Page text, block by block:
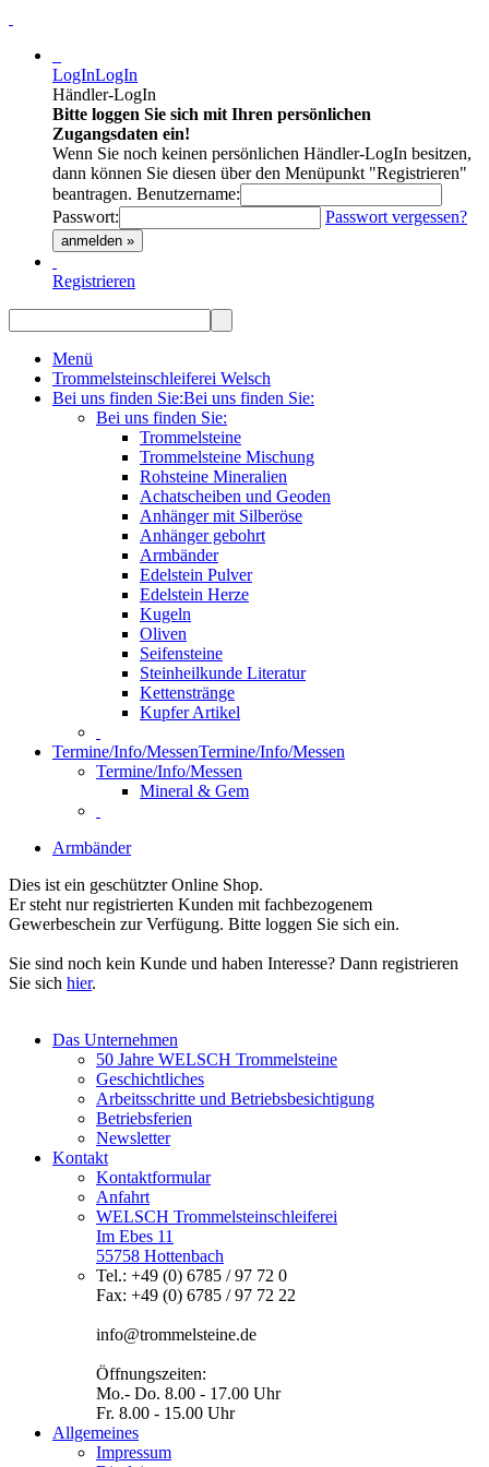
LogInLogIn
Händler-LogIn
Bitte loggen Sie sich mit Ihren persönlichen
Zugangsdaten ein!
Wenn Sie noch keinen persönlichen Händler-LogIn besitzen,
dann können Sie diesen über den Menüpunkt "Registrieren"
beantragen. Benutzername:
Passwort:
Passwort vergessen?
anmelden »
Registrieren
Menü
Trommelsteinschleiferei Welsch
Bei uns finden Sie:Bei uns finden Sie:
Bei uns finden Sie:
Trommelsteine
Trommelsteine Mischung
Rohsteine Mineralien
Achatscheiben und Geoden
Anhänger mit Silberöse
Anhänger gebohrt
Armbänder
Edelstein Pulver
Edelstein Herze
Kugeln
Oliven
Seifensteine
Steinheilkunde Literatur
Kettenstränge
Kupfer Artikel
Termine/Info/MessenTermine/Info/Messen
Termine/Info/Messen
Mineral & Gem
Armbänder
Dies ist ein geschützter Online Shop.
Er steht nur registrierten Kunden mit fachbezogenem
Gewerbeschein zur Verfügung. Bitte loggen Sie sich ein.
Sie sind noch kein Kunde und haben Interesse? Dann registrieren
Sie sich hier.
Das Unternehmen
50 Jahre WELSCH Trommelsteine
Geschichtliches
Arbeitsschritte und Betriebsbesichtigung
Betriebsferien
Newsletter
Kontakt
Kontaktformular
Anfahrt
WELSCH Trommelsteinschleiferei
Im Ebes 11
55758 Hottenbach
Tel.: +49 (0) 6785 / 97 72 0
Fax: +49 (0) 6785 / 97 72 22
info@trommelsteine.de
Öffnungszeiten:
Mo.- Do. 8.00 - 17.00 Uhr
Fr. 8.00 - 15.00 Uhr
Allgemeines
Impressum